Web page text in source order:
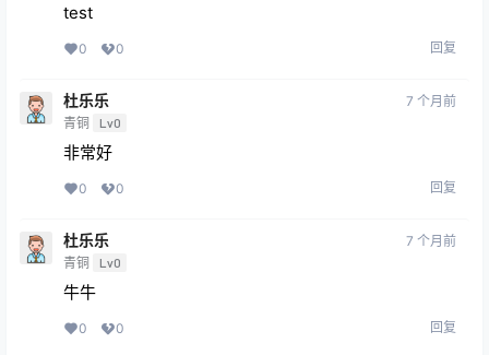
test
0 0 回复
杜乐乐
青铜 Lv0
7 个月前
非常好
0 0 回复
杜乐乐
青铜 Lv0
7 个月前
牛牛
0 0 回复